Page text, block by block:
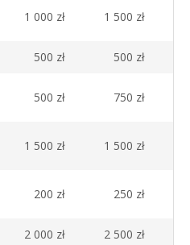
1 000 zł 1 500 zł
500 zł 500 zł
500 zł 750 zł
1 500 zł 1 500 zł
200 zł 250 zł
2 000 zł 2 500 zł